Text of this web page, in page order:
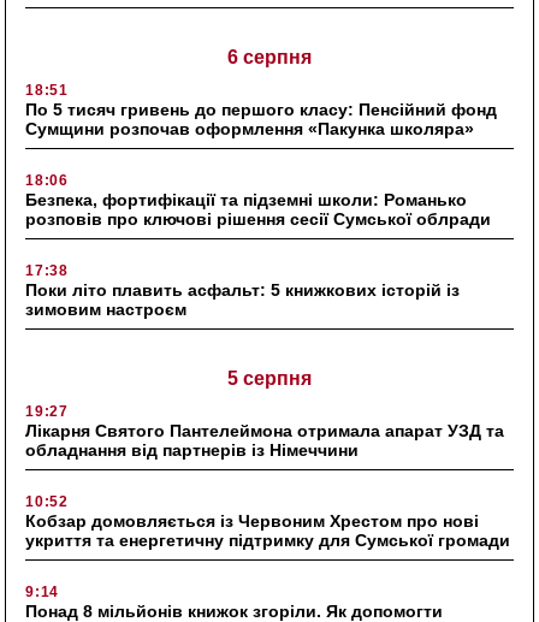
6 серпня
18:51
По 5 тисяч гривень до першого класу: Пенсійний фонд
Сумщини розпочав оформлення «Пакунка школяра»
18:06
Безпека, фортифікації та підземні школи: Романько
розповів про ключові рішення сесії Сумської облради
17:38
Поки літо плавить асфальт: 5 книжкових історій із
зимовим настроєм
5 серпня
19:27
Лікарня Святого Пантелеймона отримала апарат УЗД та
обладнання від партнерів із Німеччини
10:52
Кобзар домовляється із Червоним Хрестом про нові
укриття та енергетичну підтримку для Сумської громади
9:14
Понад 8 мільйонів книжок згоріли. Як допомогти